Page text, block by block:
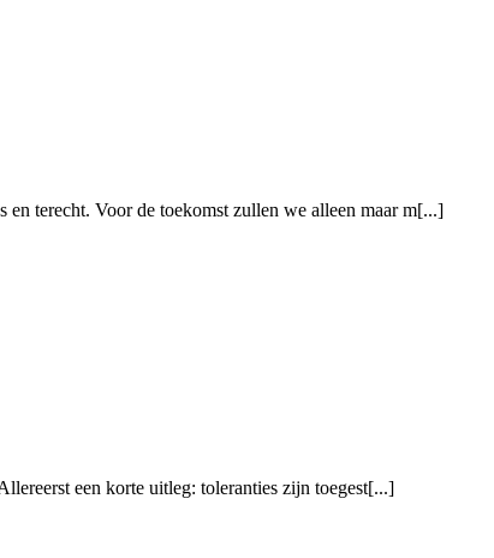
terecht. Voor de toekomst zullen we alleen maar m[...]
een korte uitleg: toleranties zijn toegest[...]